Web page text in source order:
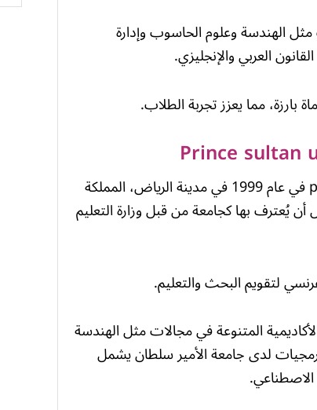
الهندسة وعلوم الحاسوب وإدارة
العربي والإنجليزي.
مما يعزز تجربة الطلاب.
تأسست جامعة الأمير سلطان prince sultan university في عام 1999 في مدينة الرياض، المملكة
أن يُعترف بها كجامعة من قبل وزارة التعليم
لتقويم البحث والتعليم.
المتنوعة في مجالات مثل الهندسة
لدى جامعة الأمير سلطان يشمل